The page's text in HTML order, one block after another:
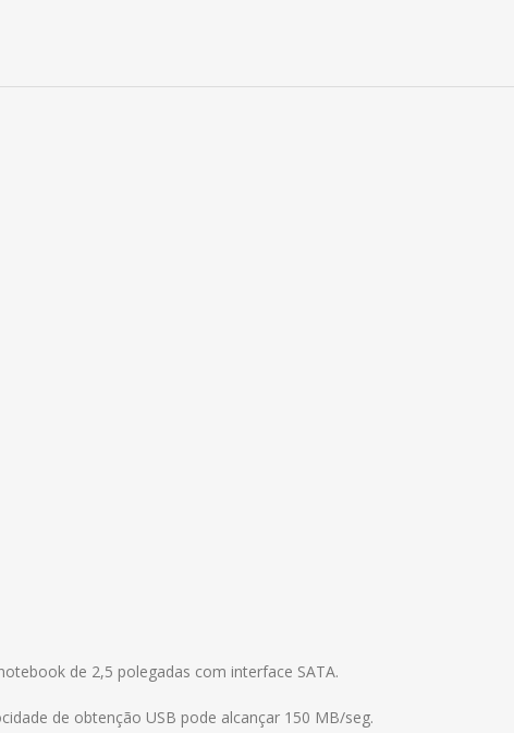
de 2,5 polegadas com interface SATA.
de obtenção USB pode alcançar 150 MB/seg.